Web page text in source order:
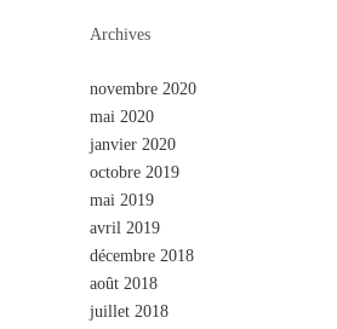
Archives
novembre 2020
mai 2020
janvier 2020
octobre 2019
mai 2019
avril 2019
décembre 2018
août 2018
juillet 2018